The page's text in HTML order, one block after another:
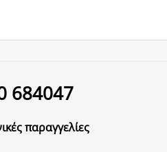
684047
παραγγελίες